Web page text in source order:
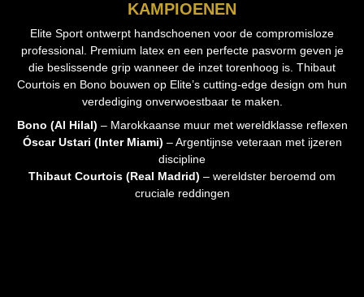
KAMPIOENEN
Elite Sport ontwerpt handschoenen voor de compromisloze
professional. Premium latex en een perfecte pasvorm geven je
die beslissende grip wanneer de inzet torenhoog is. Thibaut
Courtois en Bono bouwen op Elite’s cutting‑edge design om hun
verdediging onverwoestbaar te maken.
Bono (Al Hilal) – Marokkaanse muur met wereldklasse reflexen
Óscar Ustari (Inter Miami) – Argentijnse veteraan met ijzeren
discipline
Thibaut Courtois (Real Madrid) – wereldster beroemd om
cruciale reddingen